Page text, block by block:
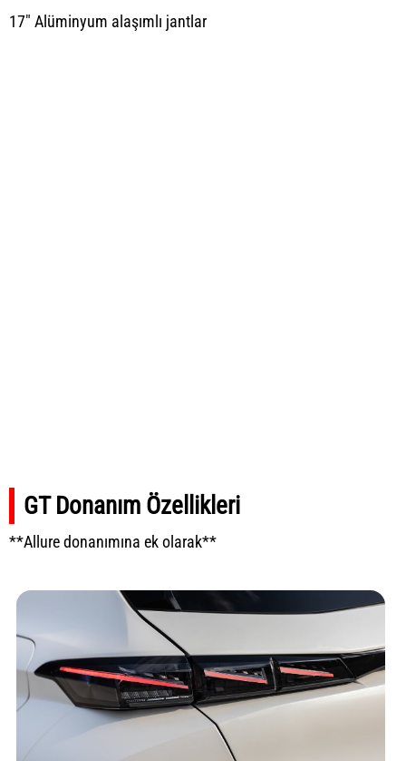
17" Alüminyum alaşımlı jantlar
GT Donanım Özellikleri
**Allure donanımına ek olarak**